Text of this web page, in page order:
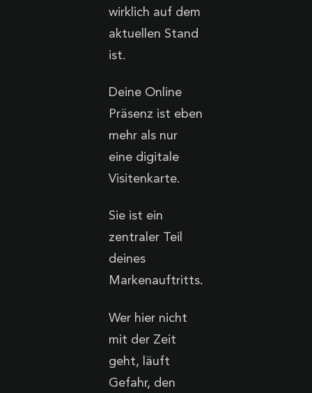
wirklich auf dem
aktuellen Stand
ist.
Deine Online
Präsenz ist eben
mehr als nur
eine digitale
Visitenkarte.
Sie ist ein
zentraler Teil
deines
Markenauftritts.
Wer hier nicht
mit der Zeit
geht, läuft
Gefahr, den